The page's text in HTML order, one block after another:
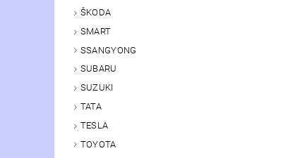
ŠKODA
SMART
SSANGYONG
SUBARU
SUZUKI
TATA
TESLA
TOYOTA